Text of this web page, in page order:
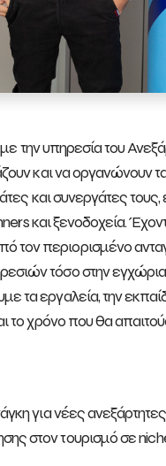
υπηρεσία του
και να οργανώνουν
και συνεργάτες
και ξενοδοχεία.
περιορισμένο
τόσο στην
τα εργαλεία, την
το χρόνο που θα
για νέες
στον τουρισμό σε